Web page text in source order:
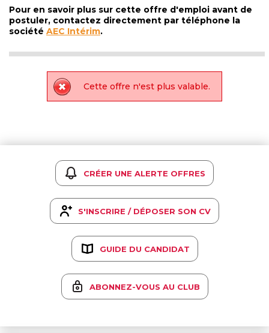
Pour en savoir plus sur cette offre d'emploi avant de
postuler, contactez directement par téléphone la
société AEC Intérim.
Cette offre n'est plus valable.
CRÉER UNE ALERTE OFFRES
S'INSCRIRE / DÉPOSER SON CV
GUIDE DU CANDIDAT
ABONNEZ-VOUS AU CLUB